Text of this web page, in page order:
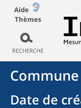
Aide
Thèmes
RECHERCHE
Commune
Date de